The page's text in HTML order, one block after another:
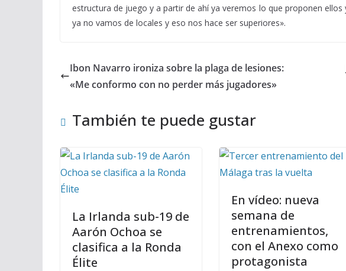
estructura de juego y a partir de ahí ya veremos lo que proponen
ya no vamos de locales y eso nos hace ser superiores».
Ibon Navarro ironiza sobre la plaga de lesiones:
«Me conformo con no perder más jugadores»
También te puede gustar
La Irlanda sub-19 de
Aarón Ochoa se
clasifica a la Ronda
Élite
En vídeo: nueva
semana de
entrenamientos,
con el Anexo como
protagonista